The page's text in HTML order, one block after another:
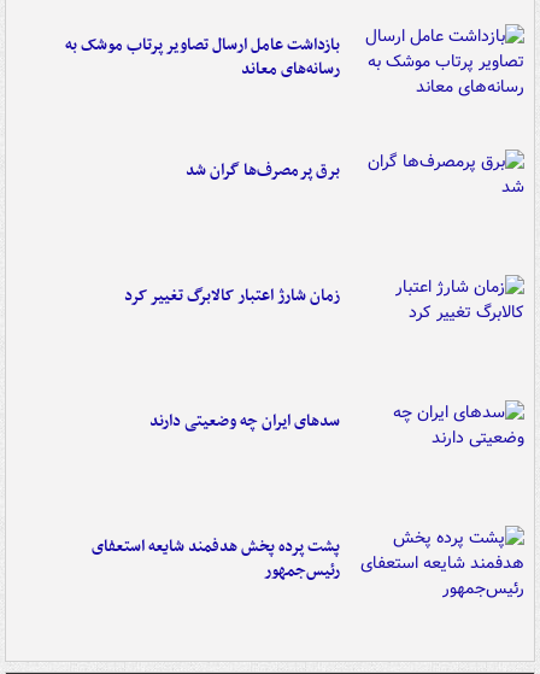
بازداشت عامل ارسال تصاویر پرتاب موشک به
رسانه‌های معاند
برق پرمصرف‌ها گران شد
زمان شارژ اعتبار کالابرگ تغییر کرد
سدهای ایران چه وضعیتی دارند
پشت پرده پخش هدفمند شایعه استعفای
رئیس‌جمهور